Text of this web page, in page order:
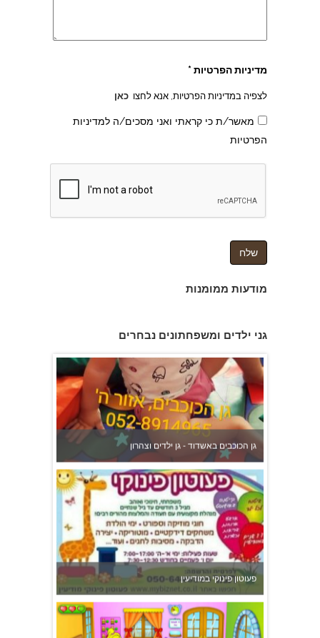
מדיניות הפרטיות *
לצפיה במדיניות הפרטיות, אנא לחצו כאן
מאשר/ת כי קראתי ואני מסכים/ה למדיניות
הפרטיות
מודעות ממומנות
גני ילדים ומשפחתונים נבחרים
גן הכוכבים באשדוד - גן ילדים וצהרון
פעוטון פינוקי במודיעין
משפחתון ופעוטון ילנה במערב ראשון לציון